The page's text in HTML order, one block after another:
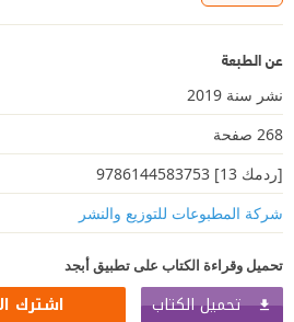
عن الطبعة
نشر سنة 2019
268 صفحة
[ردمك 13] 9786144583753
شركة المطبوعات للتوزيع والنشر
تحميل وقراءة الكتاب على تطبيق أبجد
تحميل الكتاب اشترك